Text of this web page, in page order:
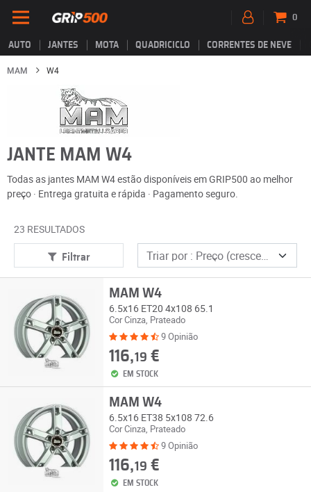
AUTO JANTES MOTA QUADRICICLO CORRENTES DE NEVE
0
MAM W4
JANTE MAM W4
Todas as jantes MAM W4 estão disponíveis em GRIP500 ao melhor
preço · Entrega gratuita e rápida · Pagamento seguro.
23 RESULTADOS
Filtrar
MAM W4
6.5x16 ET20 4x108 65.1
Cor Cinza, Prateado
9 Opinião
116,19 €
EM STOCK
MAM W4
6.5x16 ET38 5x108 72.6
Cor Cinza, Prateado
9 Opinião
116,19 €
EM STOCK